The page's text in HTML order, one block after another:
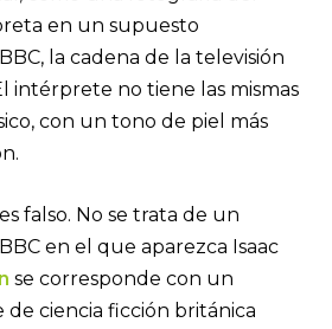
en un supuesto
la cadena de la televisión
intérprete no tiene las mismas
con un tono de piel más
falso. No se trata de un
en el que aparezca Isaac
se corresponde con un
ciencia ficción británica